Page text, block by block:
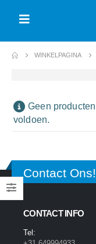
WINKELPAGINA
Geen
voldoen.
Contact Ons!
CONTACT INFO
Tel: